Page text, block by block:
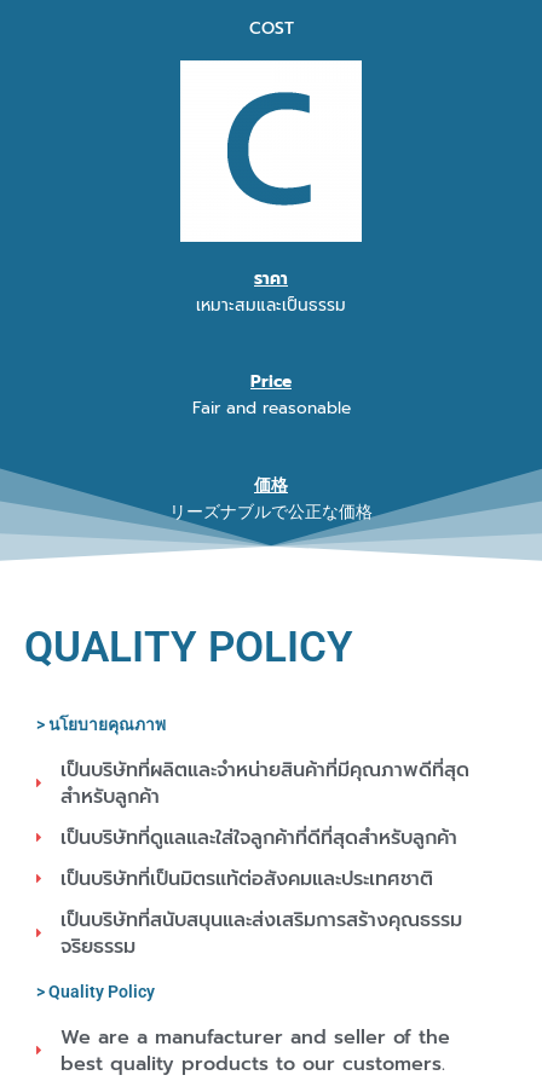
COST
ราคา
เหมาะสมและเป็นธรรม
Price
Fair and reasonable
価格
リーズナブルで公正な価格
QUALITY POLICY
> นโยบายคุณภาพ
เป็นบริษัทที่ผลิตและจำหน่ายสินค้าที่มีคุณภาพดีที่สุด
สำหรับลูกค้า
เป็นบริษัทที่ดูแลและใส่ใจลูกค้าที่ดีที่สุดสำหรับลูกค้า
เป็นบริษัทที่เป็นมิตรแท้ต่อสังคมและประเทศชาติ
เป็นบริษัทที่สนับสนุนและส่งเสริมการสร้างคุณธรรม
จริยธรรม
> Quality Policy
We are a manufacturer and seller of the
best quality products to our customers.